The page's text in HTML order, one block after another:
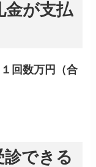
金が支払
１回数万円（合
できる